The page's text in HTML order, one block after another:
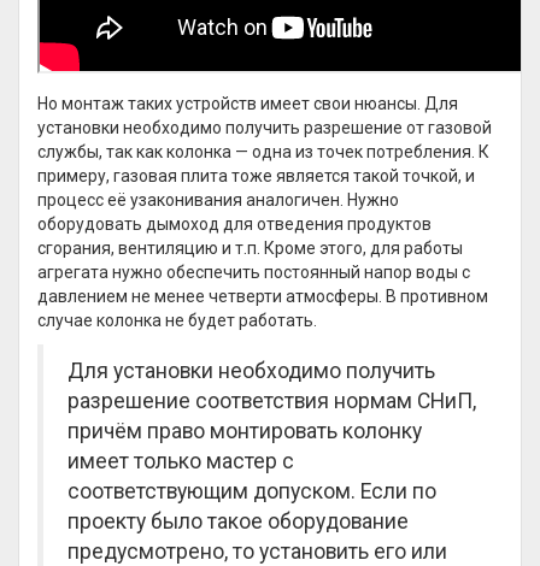
Но монтаж таких устройств имеет свои нюансы. Для
установки необходимо получить разрешение от газовой
службы, так как колонка — одна из точек потребления. К
примеру, газовая плита тоже является такой точкой, и
процесс её узаконивания аналогичен. Нужно
оборудовать дымоход для отведения продуктов
сгорания, вентиляцию и т.п. Кроме этого, для работы
агрегата нужно обеспечить постоянный напор воды с
давлением не менее четверти атмосферы. В противном
случае колонка не будет работать.
Для установки необходимо получить
разрешение соответствия нормам СНиП,
причём право монтировать колонку
имеет только мастер с
соответствующим допуском. Если по
проекту было такое оборудование
предусмотрено, то установить его или